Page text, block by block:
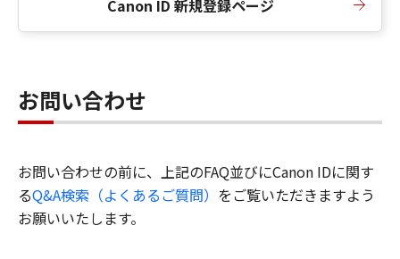
Canon ID 新規登録ページ
お問い合わせ
お問い合わせの前に、上記のFAQ並びにCanon IDに関す
るQ&A検索（よくあるご質問） をご覧いただきますよう
お願いいたします。